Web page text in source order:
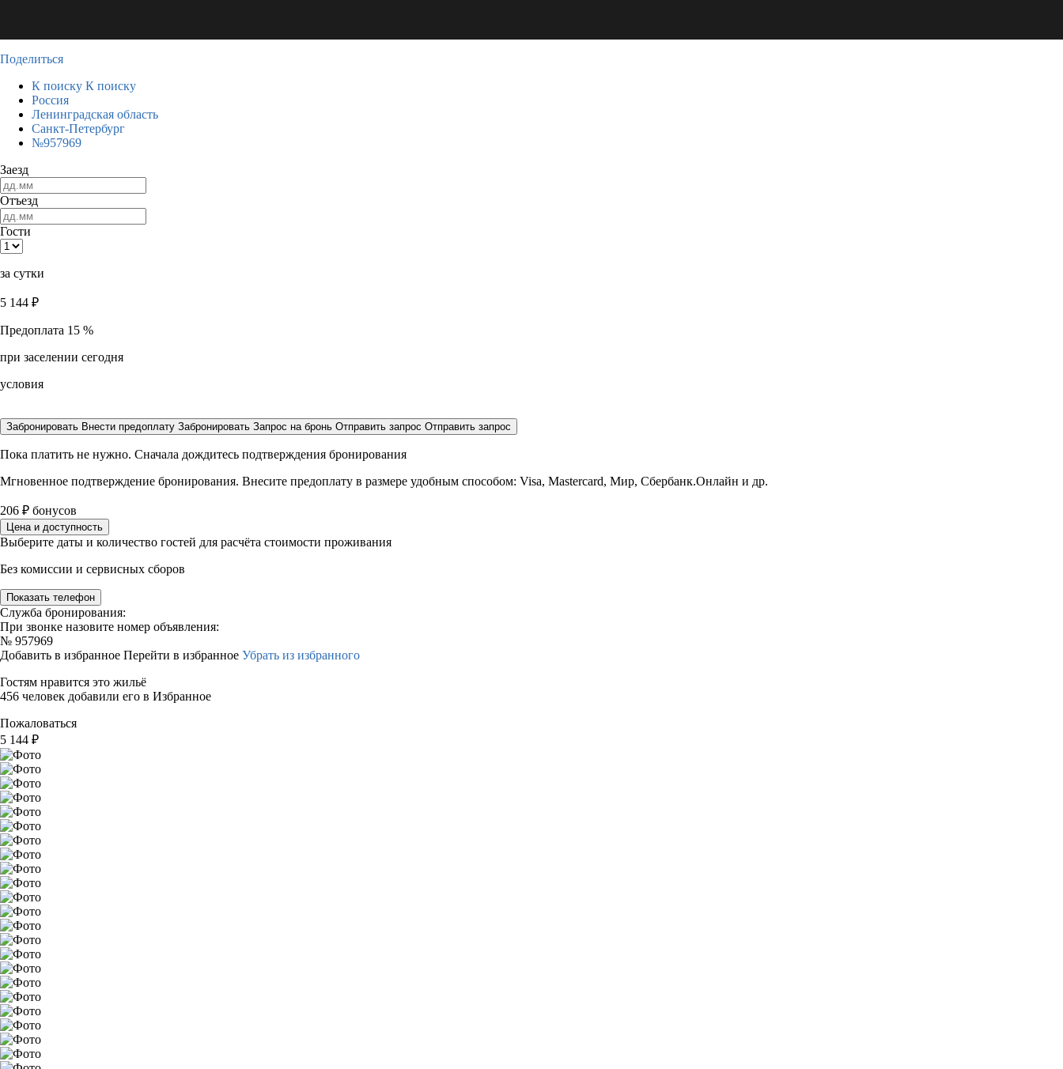
Поделиться
К поиску К поиску
Россия
Ленинградская область
Санкт-Петербург
№957969
Заезд
Отъезд
Гости
за сутки
5 144 ₽
Предоплата 15 %
при заселении сегодня
условия
Забронировать Внести предоплату Забронировать Запрос на бронь Отправить запрос Отправить запрос
Пока платить не нужно. Сначала дождитесь подтверждения бронирования
Мгновенное подтверждение бронирования. Внесите предоплату в размере удобным способом: Visa, Mastercard, Мир, Сбербанк.Онлайн и др.
206 ₽ бонусов
Цена и доступность
Выберите даты и количество гостей для расчёта стоимости проживания
Без комиссии и сервисных сборов
Показать телефон
Служба бронирования:
При звонке назовите номер объявления:
№ 957969
Добавить в избранное Перейти в избранное Убрать из избранного
Гостям нравится это жильё
456 человек добавили его в Избранное
Пожаловаться
5 144 ₽